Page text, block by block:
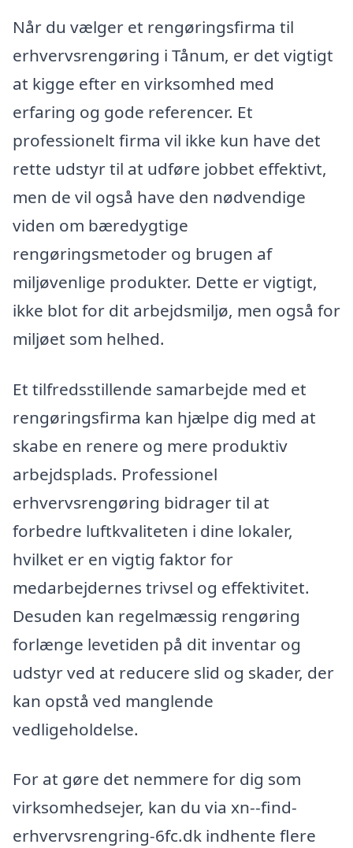
Når du vælger et rengøringsfirma til
erhvervsrengøring i Tånum, er det vigtigt
at kigge efter en virksomhed med
erfaring og gode referencer. Et
professionelt firma vil ikke kun have det
rette udstyr til at udføre jobbet effektivt,
men de vil også have den nødvendige
viden om bæredygtige
rengøringsmetoder og brugen af
miljøvenlige produkter. Dette er vigtigt,
ikke blot for dit arbejdsmiljø, men også for
miljøet som helhed.
Et tilfredsstillende samarbejde med et
rengøringsfirma kan hjælpe dig med at
skabe en renere og mere produktiv
arbejdsplads. Professionel
erhvervsrengøring bidrager til at
forbedre luftkvaliteten i dine lokaler,
hvilket er en vigtig faktor for
medarbejdernes trivsel og effektivitet.
Desuden kan regelmæssig rengøring
forlænge levetiden på dit inventar og
udstyr ved at reducere slid og skader, der
kan opstå ved manglende
vedligeholdelse.
For at gøre det nemmere for dig som
virksomhedsejer, kan du via xn--find-
erhvervsrengring-6fc.dk indhente flere